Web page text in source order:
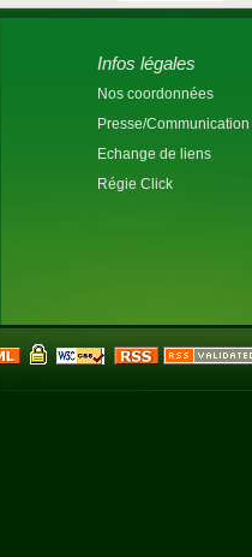
Infos légales
Nos coordonnées
Presse/Communication
Echange de liens
Régie Click